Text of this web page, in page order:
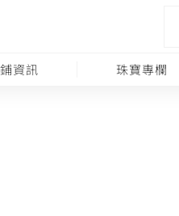
資訊 珠寶專欄